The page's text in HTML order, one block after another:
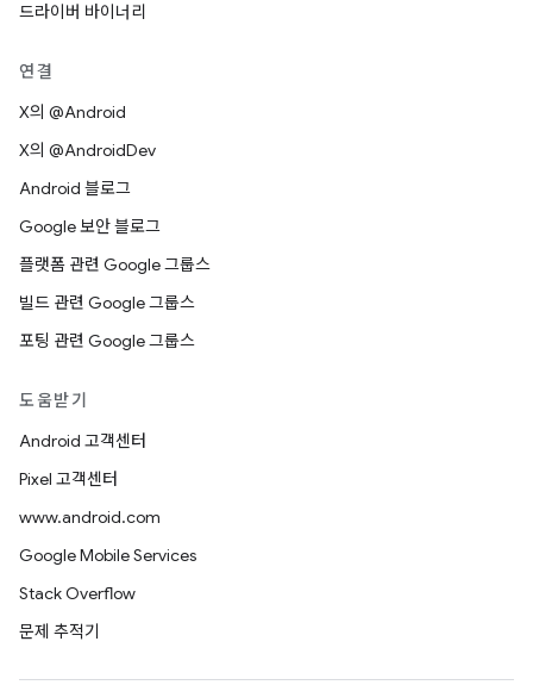
드라이버 바이너리
연결
X의 @Android
X의 @AndroidDev
Android 블로그
Google 보안 블로그
플랫폼 관련 Google 그룹스
빌드 관련 Google 그룹스
포팅 관련 Google 그룹스
도움받기
Android 고객센터
Pixel 고객센터
www.android.com
Google Mobile Services
Stack Overflow
문제 추적기